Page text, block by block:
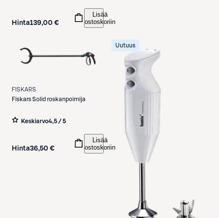
Hinta139,00 €
Lisää
ostoskoriin
FISKARS
FiskarsSolid roskanpoimija
Keskiarvo4,5 / 5
Hinta36,50 €
Lisää
ostoskoriin
Uutuus